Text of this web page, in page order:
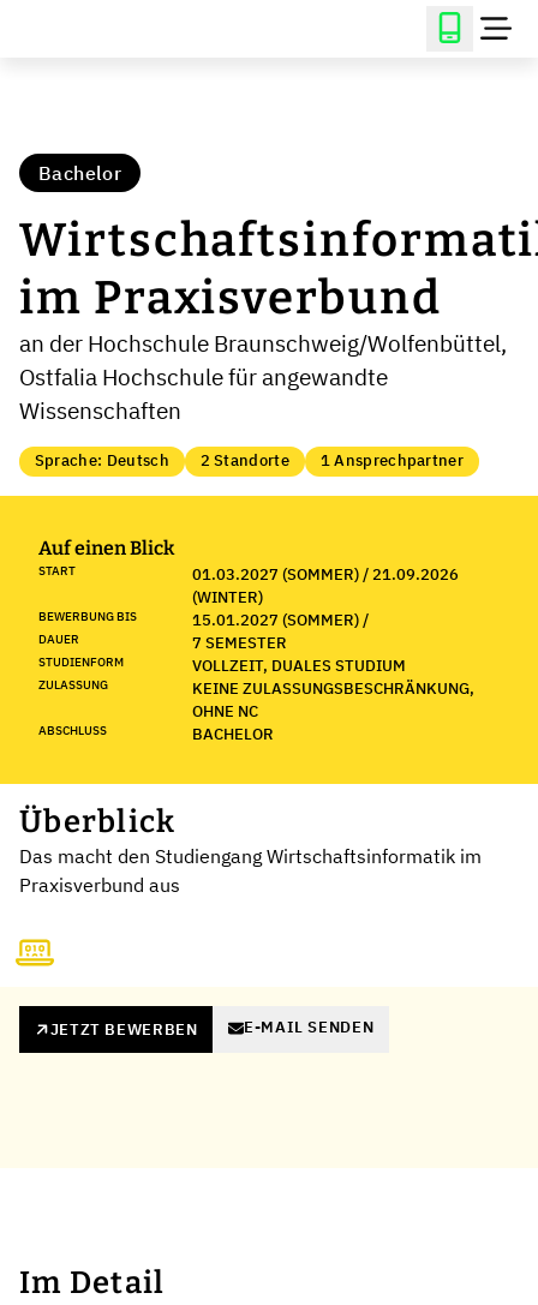
Bachelor
im Praxisverbund
an der Hochschule Braunschweig/Wolfenbüttel,
Ostfalia Hochschule für angewandte
Wissenschaften
Sprache: Deutsch 2 Standorte 1 Ansprechpartner
Auf einen Blick
START
01.03.2027 (SOMMER) / 21.09.2026
(WINTER)
BEWERBUNG BIS 15.01.2027 (SOMMER) /
DAUER 7 SEMESTER
STUDIENFORM VOLLZEIT, DUALES STUDIUM
ZULASSUNG
KEINE ZULASSUNGSBESCHRÄNKUNG,
OHNE NC
ABSCHLUSS BACHELOR
Überblick
Das macht den Studiengang Wirtschaftsinformatik im
Praxisverbund aus
JETZT BEWERBEN E-MAIL SENDEN
Im Detail